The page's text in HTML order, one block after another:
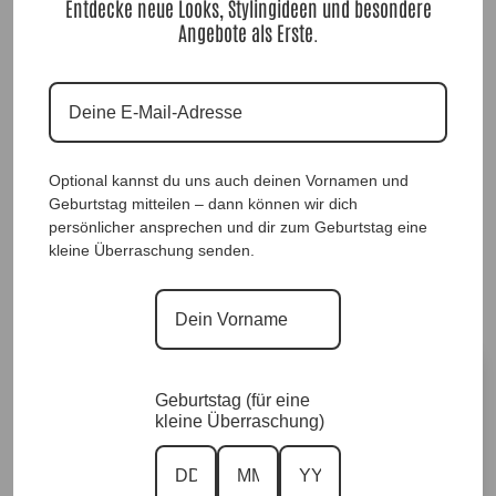
Sweaterblazer Lana Beige |Gr. UNI 38-48+|,
Entdecke neue Looks, Stylingideen und besondere
Angebote als Erste.
Optional kannst du uns auch deinen Vornamen und
Geburtstag mitteilen – dann können wir dich
persönlicher ansprechen und dir zum Geburtstag eine
kleine Überraschung senden.
Geburtstag (für eine
kleine Überraschung)